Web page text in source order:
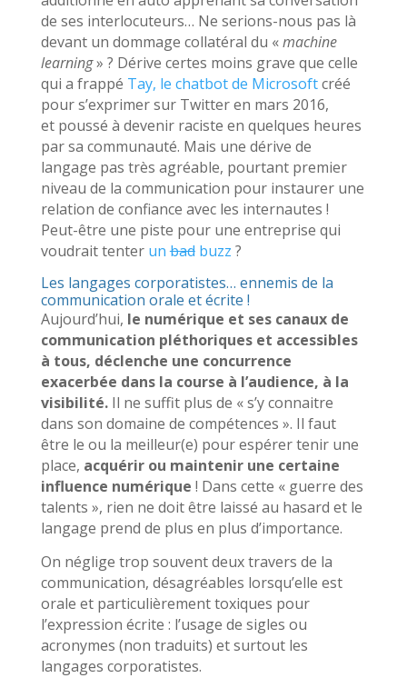
de ses interlocuteurs… Ne serions-nous pas là
devant un dommage collatéral du «machine
learning» ? Dérive certes moins grave que celle
qui a frappé Tay, le chatbot de Microsoftcréé
pour s’exprimer sur Twitter en mars 2016,
et poussé à devenir raciste en quelques heures
par sa communauté. Mais une dérive de
langage pas très agréable, pourtant premier
niveau de la communication pour instaurer une
relation de confiance avec les internautes !
Peut-être une piste pour une entreprise qui
voudrait tenter unbadbuzz ?
Les langages corporatistes… ennemis de la
communication orale et écrite !
Aujourd’hui, le numérique et ses canaux de
communication pléthoriques et accessibles
à tous, déclenche une concurrence
exacerbée dans la course à l’audience, à la
visibilité.Il ne suffit plus de « s’y connaitre
dans son domaine de compétences ». Il faut
être le ou la meilleur(e) pour espérer tenir une
place, acquérir ou maintenir une certaine
influence numérique ! Dans cette « guerre des
talents », rien ne doit être laissé au hasard et le
langage prend de plus en plus d’importance.
On néglige trop souvent deux travers de la
communication, désagréables lorsqu’elle est
orale et particulièrement toxiques pour
l’expression écrite : l’usage de sigles ou
acronymes (non traduits) et surtout les
langages corporatistes.